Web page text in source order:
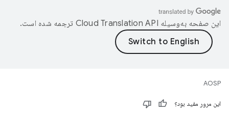
این صفحه به‌وسیله ترجمه شده است.
AOSP
این مرور مفید بود؟